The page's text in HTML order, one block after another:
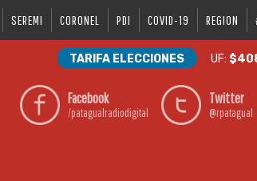
SEREMI CORONEL PDI COVID-19 REGION
TARIFA ELECCIONES UF:
Facebook
/patagualradiodigital
Twitter
@rpatagual